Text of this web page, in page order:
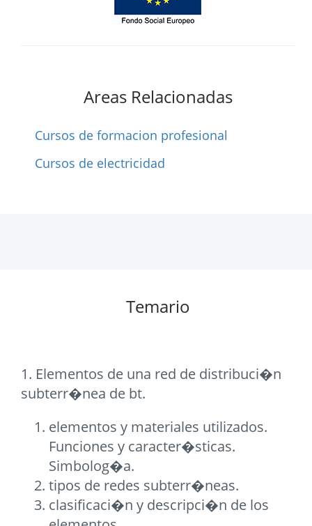
Areas Relacionadas
Cursos de formacion profesional
Cursos de electricidad
Temario
1. Elementos de una red de distribuci�n
subterr�nea de bt.
elementos y materiales utilizados.
Funciones y caracter�sticas.
Simbolog�a.
tipos de redes subterr�neas.
clasificaci�n y descripci�n de los